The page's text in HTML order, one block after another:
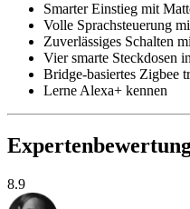
Smarter Einstieg mit
Volle Sprachsteuerung
Zuverlässiges Schalten
Vier smarte Steckdosen
Bridge-basiertes Zigbee
Lerne Alexa+ kennen
8.9